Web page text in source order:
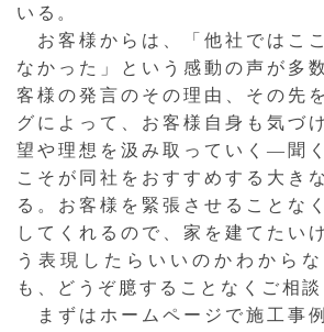
いる。
お客様からは、「他社ではこ
なかった」という感動の声が多
客様の発言のその理由、その先
グによって、お客様自身も気づ
望や理想を汲み取っていく—聞
こそが同社をおすすめする大き
る。お客様を緊張させることな
してくれるので、家を建てたい
う表現したらいいのかわから
も、どうぞ臆することなくご相談
まずはホームページで施工事